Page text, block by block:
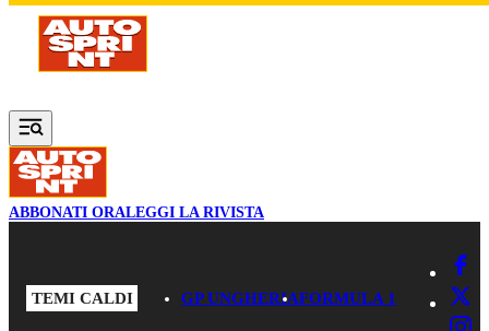
Vai al contenuto principale
ABBONATI ORALEGGI LA RIVISTA
TEMI CALDI GP UNGHERIAFORMULA 1